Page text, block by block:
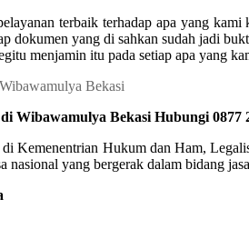
terbaik terhadap apa yang
dokumen yang di sahkan sudah jadi
menjamin itu pada setiap apa yang
Wibawamulya Bekasi Hubungi 0877
Kemenentrian Hukum dan Ham,
yang bergerak dalam bidang